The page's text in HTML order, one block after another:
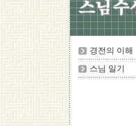
경전의 이해
스님 일기